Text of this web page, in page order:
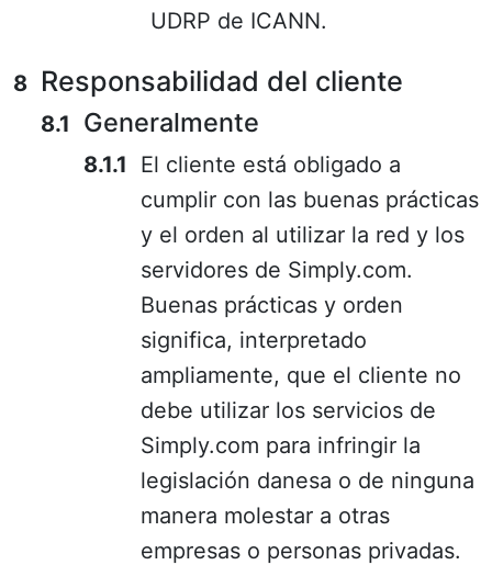
UDRP de ICANN.
Responsabilidad del cliente
Generalmente
El cliente está obligado a
cumplir con las buenas prácticas
y el orden al utilizar la red y los
servidores de Simply.com.
Buenas prácticas y orden
significa, interpretado
ampliamente, que el cliente no
debe utilizar los servicios de
Simply.com para infringir la
legislación danesa o de ninguna
manera molestar a otras
empresas o personas privadas.